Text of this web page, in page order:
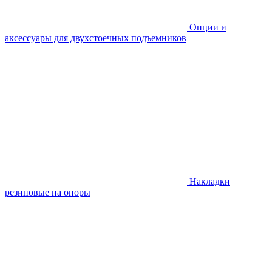
Опции и
аксессуары для двухстоечных подъемников
Накладки
резиновые на опоры